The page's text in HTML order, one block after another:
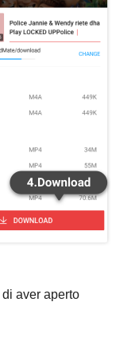
aver aperto